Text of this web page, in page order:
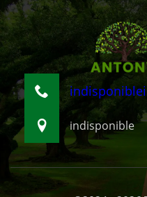
indisponible
indisponible